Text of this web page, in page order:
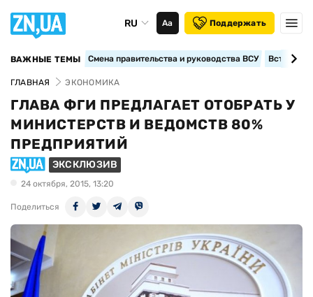
RU Аа Поддержать
ВАЖНЫЕ ТЕМЫ Смена правительства и руководства ВСУ
ГЛАВНАЯ ЭКОНОМИКА
ГЛАВА ФГИ ПРЕДЛАГАЕТ ОТОБРАТЬ У
МИНИСТЕРСТВ И ВЕДОМСТВ 80%
ПРЕДПРИЯТИЙ
ЭКСКЛЮЗИВ
24 октября, 2015, 13:20
Поделиться